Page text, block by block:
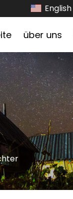
English
über uns